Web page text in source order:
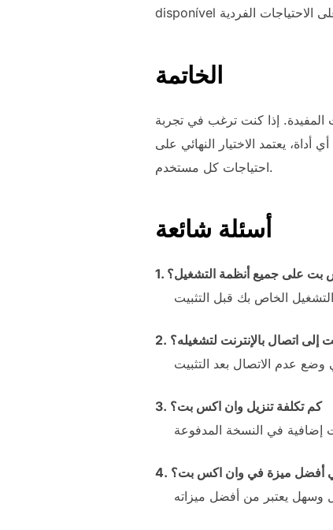
الخاتمة
المفيدة. إذا كنت ترغب في تجربة
يعتمد الاختيار النهائي على
احتياجات كل مستخدم.
أسئلة شائعة
بت على جميع أنظمة التشغيل؟
إلى اتصال بالإنترنت لتشغيله؟
3. كم تكلفة تنزيل وان اكس بت؟
هي أفضل ميزة في وان اكس بت؟